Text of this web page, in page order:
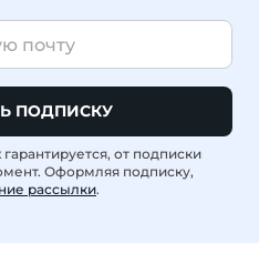
ПОДПИСКУ
от подписки
Оформляя подписку,
рассылки.